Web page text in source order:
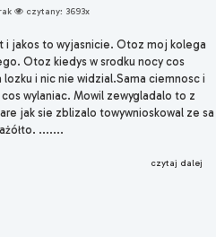
czytany: 3693x
i jakos to wyjasnicie. Otoz moj kolega
Otoz kiedys w srodku nocy cos
i nic nie widzial.Sama ciemnosc i
wylaniac. Mowil zewygladalo to z
jak sie zblizalo towywnioskowal ze sa
.......
czytaj dalej